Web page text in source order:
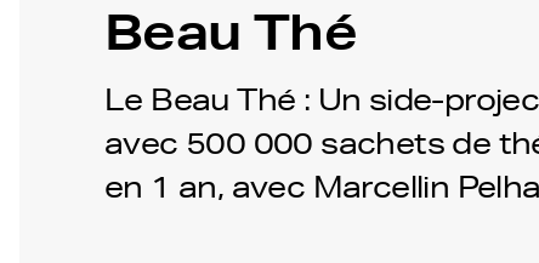
Beau Thé
Le Beau Thé : Un side-
avec 500 000 sachets de
en 1 an, avec Marcellin